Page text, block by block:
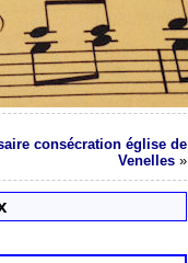
consécration église de
Venelles »